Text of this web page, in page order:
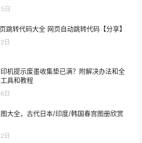
日
跳转代码大全 网页自动跳转代码【分享】
日
机提示废墨收集垫已满？附解决办法和全
具和教程
日
大全，古代日本/印度/韩国春宫图册欣赏
日